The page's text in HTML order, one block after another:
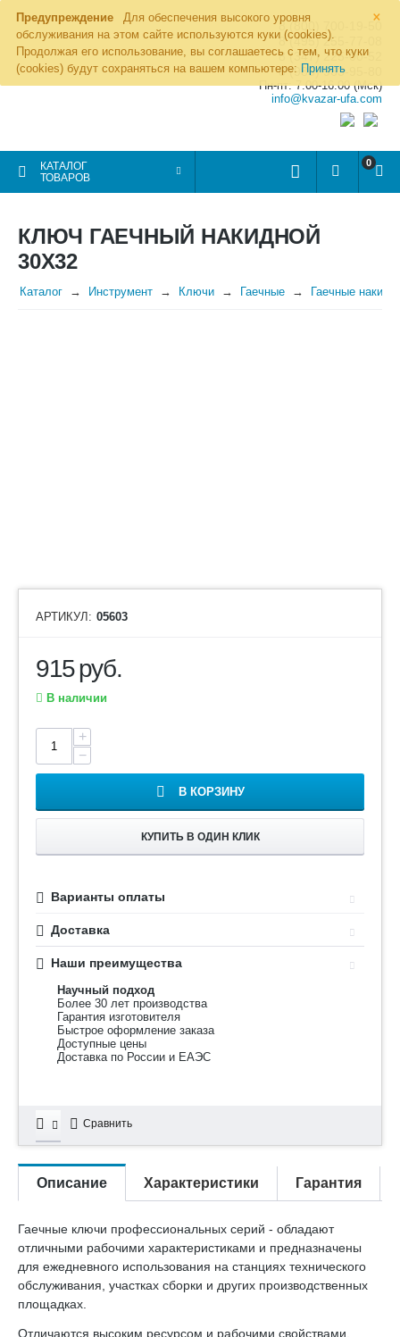
×
Предупреждение
Для обеспечения высокого уровня
обслуживания на этом сайте используются куки (cookies).
Продолжая его использование, вы соглашаетесь с тем, что куки
(cookies) будут сохраняться на вашем компьютере: Принять
8 (800) 700-19-50
8 (495) 255-77-08
8 (347) 225-00-52
8 (986) 963-95-80
Пн-пт: 7.00-16.00 (Мск)
info@kvazar-ufa.com
КАТАЛОГ
ТОВАРОВ
0
КЛЮЧ ГАЕЧНЫЙ НАКИДНОЙ
30Х32
Каталог Инструмент Ключи Гаечные Гаечные
АРТИКУЛ: 05603
915руб.
В наличии
+
−
В КОРЗИНУ
КУПИТЬ В ОДИН КЛИК
Варианты оплаты
Доставка
Наши преимущества
Научный подход
Более 30 лет производства
Гарантия изготовителя
Быстрое оформление заказа
Доступные цены
Доставка по России и ЕАЭС
Сравнить
Описание Характеристики Гарантия
Гаечные ключи профессиональных серий - обладают
отличными рабочими характеристиками и предназначены
для ежедневного использования на станциях технического
обслуживания, участках сборки и других производственных
площадках.
Отличаются высоким ресурсом и рабочими свойствами,